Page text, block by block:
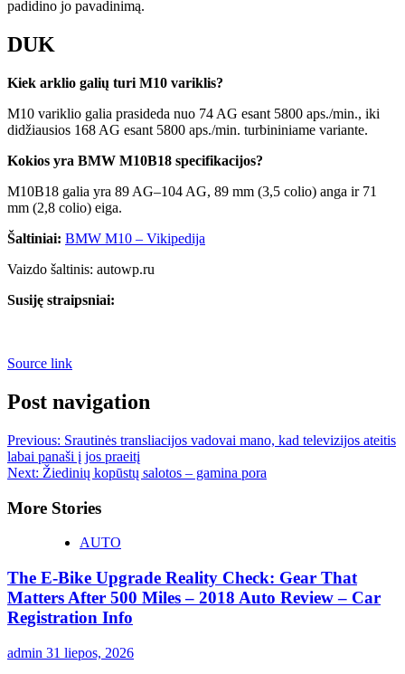
padidino jo pavadinimą.
DUK
Kiek arklio galių turi M10 variklis?
M10 variklio galia prasideda nuo 74 AG esant 5800 aps./min., iki
didžiausios 168 AG esant 5800 aps./min. turbininiame variante.
Kokios yra BMW M10B18 specifikacijos?
M10B18 galia yra 89 AG–104 AG, 89 mm (3,5 colio) anga ir 71
mm (2,8 colio) eiga.
Šaltiniai: BMW M10 – Vikipedija
Vaizdo šaltinis: autowp.ru
Susiję straipsniai:
Source link
Post navigation
Previous: Srautinės transliacijos vadovai mano, kad televizijos ateitis
labai panaši į jos praeitį
Next: Žiedinių kopūstų salotos – gamina pora
More Stories
AUTO
The E-Bike Upgrade Reality Check: Gear That
Matters After 500 Miles – 2018 Auto Review – Car
Registration Info
admin 31 liepos, 2026